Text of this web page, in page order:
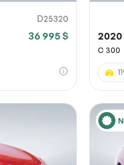
D25320
36 995 $ 2020
C 300